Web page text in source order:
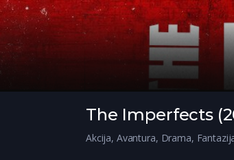
The Imperfects
Akcija, Avantura, Drama,